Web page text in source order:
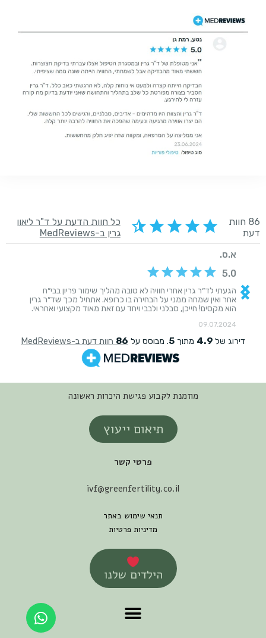
מוזמנת לקבוע פגישת היכרות ראשונה
תיאום ייעוץ
פרטי קשר
ivf@greenfertility.co.il
תנאי שימוש באתר
מדיניות פרטיות
הילדים שלנו